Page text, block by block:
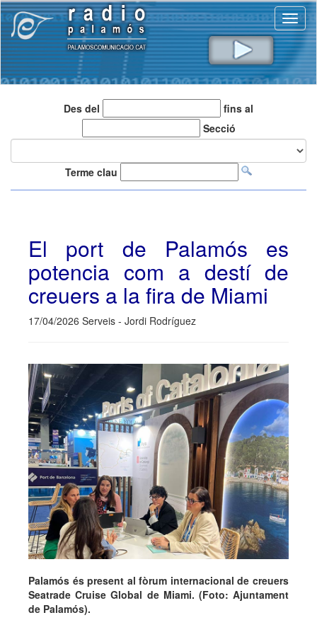
Des del
fins al
Secció
Terme clau
El port de Palamós es
potencia com a destí de
creuers a la fira de Miami
17/04/2026 Serveis - Jordi Rodríguez
Palamós és present al fòrum internacional de creuers
Seatrade Cruise Global de Miami. (Foto: Ajuntament
de Palamós).